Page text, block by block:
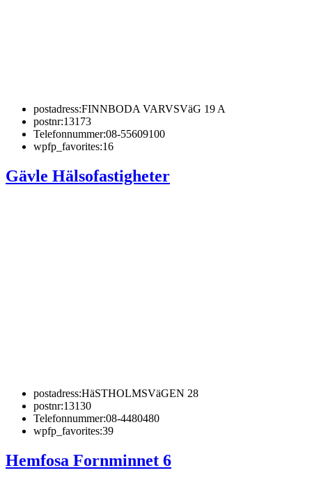
postadress:FINNBODA VARVSVäG 19 A
postnr:13173
Telefonnummer:08-55609100
wpfp_favorites:16
Gävle Hälsofastigheter
postadress:HäSTHOLMSVäGEN 28
postnr:13130
Telefonnummer:08-4480480
wpfp_favorites:39
Hemfosa Fornminnet 6